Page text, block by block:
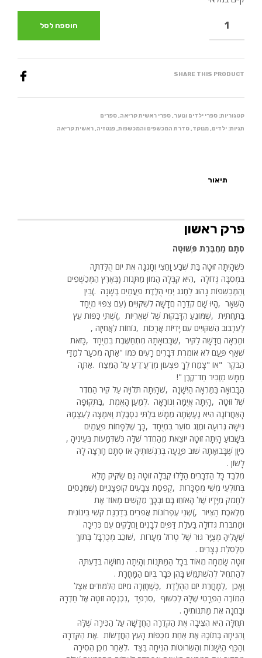
הוספה לסל
SHARE THIS PRODUCT
קטגוריות: ספרי ילדים ונוער,ספרי ראשית קריאה,ספרים
תגיות: ילדים,מנוקד,סדרת המכשפים והמכשפות,פנטזיה,ראשית קריאה
תיאור
פרק ראשון
סְתָם מַחְבֶּרֶת פְּשׁוּטָה
כְּשֶׁהָיְתָה זוּטָה בַּת שֶׁבַע וָחֵצִי וְחָגְגָה אֶת יוֹם הֻלַּדְתָּהּ
בִּמְסִבָּה גְּדוֹלָה ,הִיא קִבְּלָה הֲמוֹן מַתָּנוֹת )בְּאֶרֶץ הַמְּכַשְּׁפִים
וְהַמְּכַשֵּׁפוֹת נָהוּג לַחְגֹּג יְמֵי הֻלֶּדֶת פַּעֲמַיִם בְּשָׁנָה (.בֵּין
הַשְּׁאָר ,הָיוּ שָׁם קְדֵרָה חֲדָשָׁה לְשִׁקּוּיִים )עִם צִפּוּי מְיֻחָד
בַּתַּחְתִּית ,שֶׁמּוֹנֵעַ הִדָּבְקוּת שֶׁל שְׁאֵרִיּוֹת (,שְׁתֵּי כַּפּוֹת עֵץ
לְעִרְבּוּב הַשִּׁקּוּיִים עִם יָדִיּוֹת אֲרֻכּוֹת ,נוֹחוֹת לַאֲחִיזָה ,
וּמַרְאָה חֲדָשָׁה לַקִּיר ,שֶׁבָּבוּאָתָהּ מִתְחַשֶּׁבֶת בִּמְיֻחָד ,כָּזֹאת
שֶׁאַף פַּעַם לֹא אוֹמֶרֶת דְּבָרִים רָעִים כְּמוֹ "אַתָּה מְכֹעָר לְמַדַּי
הַבֹּקֶר "אוֹ "צָמַח לְךָ פִּצְעוֹן מְזַ־עֲ־זֵ־עַ עַל הַמֵּצַח .אַתָּה
מַמָּשׁ מַזְכִּיר חַד־קֶרֶן !"
הַבָּבוּאָה בַּמַּרְאָה הַיְּשָׁנָה ,שֶׁהָיְתָה תְּלוּיָה עַל קִיר הַחֶדֶר
שֶׁל זוּטָה ,הָיְתָה אֲיֻמָּה וְנוֹרָאָה .לְמַעַן הָאֱמֶת ,בַּתְּקוּפָה
הָאַחֲרוֹנָה הִיא נֶעֶשְׂתָה מַמָּשׁ בִּלְתִּי נִסְבֶּלֶת וְאִמְּצָה לְעַצְמָהּ
גִּישָׁה גְּרוּעָה וּמֶזֶג סוֹעֵר בִּמְיֻחָד ,כָּךְ שֶׁלְּפָחוֹת פַּעֲמַיִם
בְּשָׁבוּעַ הָיְתָה זוּטָה יוֹצֵאת מֵהַחֶדֶר שֶׁלָּהּ כְּשֶׁדְּמָעוֹת בְּעֵינֶיהָ ,
כֵּיוָן שֶׁבָּבוּאָתָהּ שׁוּב פָּגְעָה בְּרִגְשׁוֹתֶיהָ אוֹ סְתָם חָרְצָה לָהּ
לָשׁוֹן .
מִלְבַד כָּל הַדְּבָרִים הַלָּלוּ קִבְּלָה זוּטָה גַּם שַׂקִּיק מָלֵא
בְּתוֹלְעֵי מֶשִׁי מְסֻכָּרוֹת ,קֻפְסַת צְבָעִים קוֹפְצָנִיִּים )שֶׁמְּנַסִּים
לַחְמֹק מִיָּדָיו שֶׁל הָאוֹחֵז בָּם וּבְכָךְ מַקְשִׁים מְאוֹד אֶת
מְלֶאכֶת הַצִּיּוּר (,שְׁנֵי עֶפְרוֹנוֹת אֲפֹרִים בְּדַרְגַּת קשִׁי בֵּינוֹנִית
וּמַחְבֶּרֶת גְּדוֹלָה בַּעֲלַת דַּפִּים לְבָנִים וַחֲלָקִים עִם כְּרִיכָה
שֶׁעָלֶיהָ מְצֻיָּר גּוּר שֶׁל טְרוֹל מְעָרוֹת ,שׁוֹכֵב מְכֻרְבָּל בְּתוֹךְ
סַלְסִלַּת נְצָרִים .
זוּטָה שָׂמְחָה מְאוֹד בְּכָל הַמַּתָּנוֹת וְהָיְתָה נְחוּשָׁה בְּדַעְתָּהּ
לְהַתְחִיל לְהִשְׁתַּמֵּשׁ בָּהֶן כְּבָר בְּיוֹם הַמָּחֳרָת .
וְאָכֵן ,לְמָחֳרַת יוֹם הַהֻלֶּדֶת ,כְּשֶׁחָזְרָה מִיּוֹם הַלִּמּוּדִים אֵצֶל
הַמּוֹרֶה הַפְּרָטִי שֶׁלָּהּ לְכִשּׁוּף ,סִרְפָּד ,נִכְנְסָה זוּטָה אֶל חַדְרָהּ
וּבָחֲנָה אֶת מַתְּנוֹתֶיהָ .
תְּחִלָּה הִיא הִצִּיבָה אֶת הַקְּדֵרָה הַחֲדָשָׁה עַל הַכִּירָה שֶׁלָּהּ
וְהִנִּיחָה בְּתוֹכָהּ אֶת אַחַת מִכַּפּוֹת הָעֵץ הַחֲדָשׁוֹת .אֶת הַקְּדֵרָה
וְהַכַּף הַיְּשָׁנוֹת וְהַשְּׂרוּטוֹת הִנִּיחָה בַּצַּד .לְאַחַר מִכֵּן הֵסִירָה